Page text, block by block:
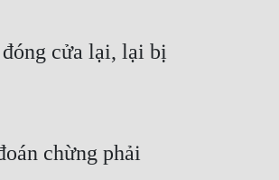
cửa lại, lại bị
chừng phải